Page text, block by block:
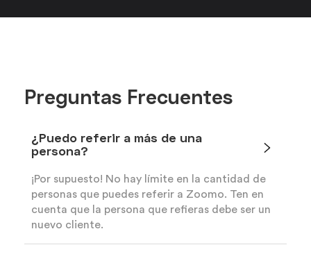
Preguntas Frecuentes
¿Puedo referir a más de una
persona?
¡Por supuesto! No hay límite en la cantidad de
personas que puedes referir a Zoomo. Ten en
cuenta que la persona que refieras debe ser un
nuevo cliente.